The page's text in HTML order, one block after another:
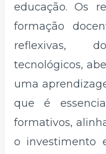
educação. Os
formação
reflexivas,
tecnológicos,
uma
que é
formativos,
o investimento